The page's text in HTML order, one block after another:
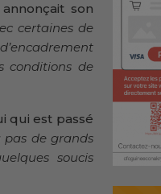
son
certaines de
conditions de
qui est passé
pas de grands
soucis